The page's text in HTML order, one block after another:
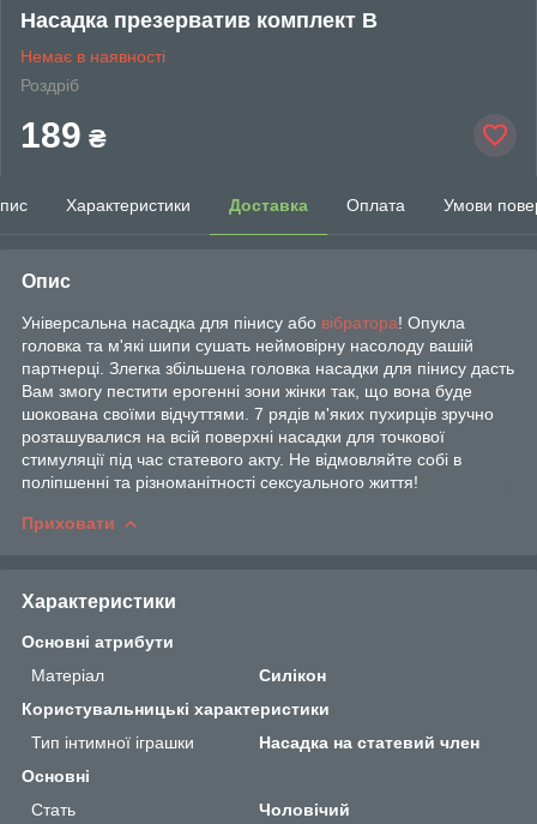
Насадка презерватив комплект В
Немає в наявності
Роздріб
189 ₴
Характеристики Доставка Оплата Умови
Опис
Універсальна насадка для пінису або вібратора! Опукла
головка та м'які шипи сушать неймовірну насолоду вашій
партнерці. Злегка збільшена головка насадки для пінису дасть
Вам змогу пестити ерогенні зони жінки так, що вона буде
шокована своїми відчуттями. 7 рядів м'яких пухирців зручно
розташувалися на всій поверхні насадки для точкової
стимуляції під час статевого акту. Не відмовляйте собі в
поліпшенні та різноманітності сексуального життя!
Приховати
Характеристики
Основні атрибути
Матеріал
Силікон
Користувальницькі характеристики
Тип інтимної іграшки
Насадка на статевий член
Основні
Стать
Чоловічий